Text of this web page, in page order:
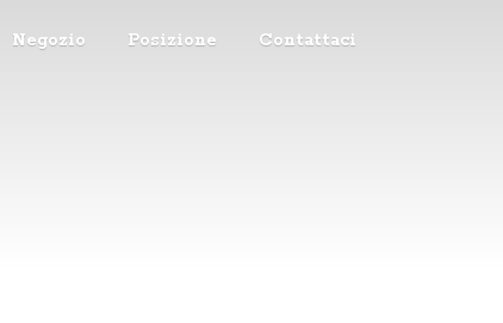
Negozio Posizione Contattaci